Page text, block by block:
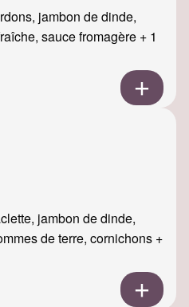
jambon de dinde,
sauce fromagère + 1
jambon de dinde,
de terre, cornichons +